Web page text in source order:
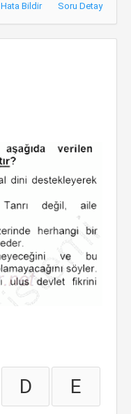
Hata Bildir Soru Detay
D E